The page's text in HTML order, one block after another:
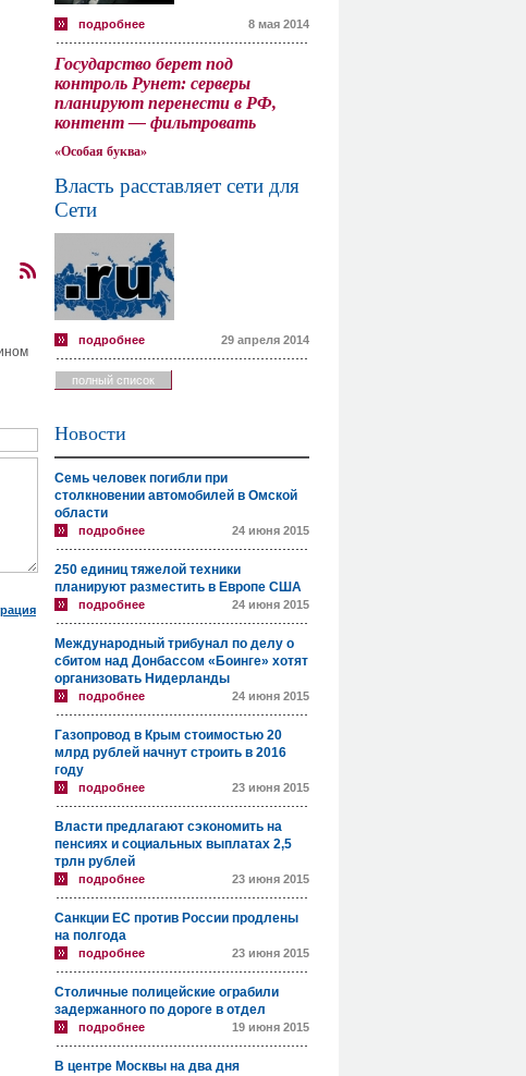
подробнее 8 мая 2014
Государство берет под
контроль Рунет: серверы
планируют перенести в РФ,
контент — фильтровать
«Особая буква»
Власть расставляет сети для
Сети
подробнее 29 апреля 2014
полный список
Новости
Семь человек погибли при
столкновении автомобилей в Омской
области
подробнее 24 июня 2015
250 единиц тяжелой техники
планируют разместить в Европе США
подробнее 24 июня 2015
Международный трибунал по делу о
сбитом над Донбассом «Боинге» хотят
организовать Нидерланды
подробнее 24 июня 2015
Газопровод в Крым стоимостью 20
млрд рублей начнут строить в 2016
году
подробнее 23 июня 2015
Власти предлагают сэкономить на
пенсиях и социальных выплатах 2,5
трлн рублей
подробнее 23 июня 2015
Санкции ЕС против России продлены
на полгода
подробнее 23 июня 2015
Столичные полицейские ограбили
задержанного по дороге в отдел
подробнее 19 июня 2015
В центре Москвы на два дня